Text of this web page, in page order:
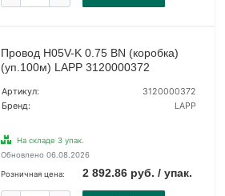
Провод H05V-K 0.75 BN (коробка)
(уп.100м) LAPP 3120000372
Артикул:
3120000372
Бренд:
LAPP
На складе 3 упак.
Обновлено 06.08.2026
Розничная цена: 2 892.86 руб. / упак.